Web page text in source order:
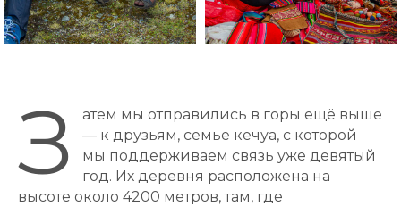
З
атем мы отправились в горы ещё выше
— к друзьям, семье кечуа, с которой
мы поддерживаем связь уже девятый
год. Их деревня расположена на
высоте около 4200 метров, там, где